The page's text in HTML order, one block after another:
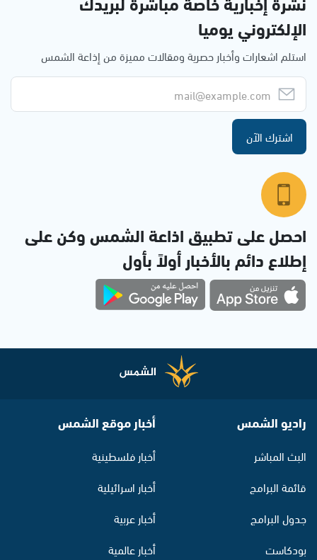
الإلكتروني يوميا
استلم اشعارات وأخبار حصرية ومقالات مميزة من إذاعة الشمس
اشترك الآن
احصل على تطبيق اذاعة الشمس وكن على
إطلاع دائم بالأخبار أولاً بأول
راديو الشمس
البث المباشر
قائمة البرامج
جدول البرامج
بودكاست
أخبار موقع الشمس
أخبار فلسطينية
أخبار اسرائيلية
أخبار عربية
أخبار عالمية